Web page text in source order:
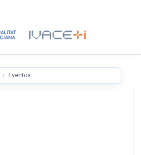
Eventos